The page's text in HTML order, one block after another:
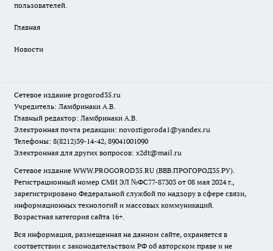
пользователей.
Главная
Новости
Сетевое издание progorod35.ru
Учредитель: Ламбринаки А.В.
Главный редактор: Ламбринаки А.В.
Электронная почта редакции: novostigoroda1@yandex.ru
Телефоны: 8(8212)39-14-42, 89041001090
Электронная для других вопросов: x2dt@mail.ru
Сетевое издание WWW.PROGOROD35.RU (ВВВ.ПРОГОРОД35.РУ).
Регистрационный номер СМИ ЭЛ №ФС77-87303 от 08 мая 2024 г.,
зарегистрировано Федеральной службой по надзору в сфере связи,
информационных технологий и массовых коммуникаций.
Возрастная категория сайта 16+.
Вся информация, размещенная на данном сайте, охраняется в
соответствии с законодательством РФ об авторском праве и не